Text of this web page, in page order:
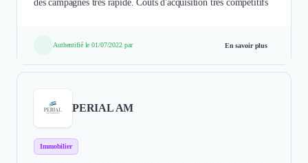
des campagnes très rapide. Coûts d'acquisition très compétitifs
Authentifié le 01/07/2022 par En savoir plus
PERIAL AM
Immobilier